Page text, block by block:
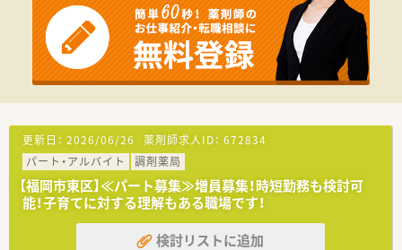
更新日： 2026/06/26 薬剤師求人ID： 672834
パート・アルバイト
調剤薬局
【福岡市東区】≪パート募集≫増員募集！時短勤務も検討可
能！子育てに対する理解もある職場です！
検討リストに追加